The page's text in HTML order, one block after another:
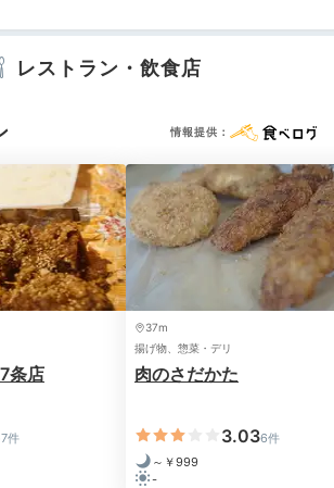
アコン スリッパ 洗浄機付トイレ 歯ブラシ
ー コンディショナー ボディソープ
イヤー 電気ポット
認が取れている情報を表示しています。
レストラン・飲食店
情報提供：
条店
7件
37m
揚げ物、惣菜・デリ
肉のさだかた
3.036件
～￥999
-